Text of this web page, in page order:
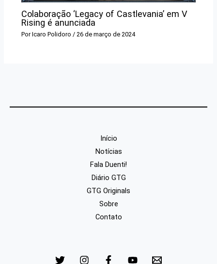
Colaboração ‘Legacy of Castlevania’ em V
Rising é anunciada
PorIcaro Polidoro/26 de março de 2024
Início
Notícias
Fala Duenti!
Diário GTG
GTG Originals
Sobre
Contato